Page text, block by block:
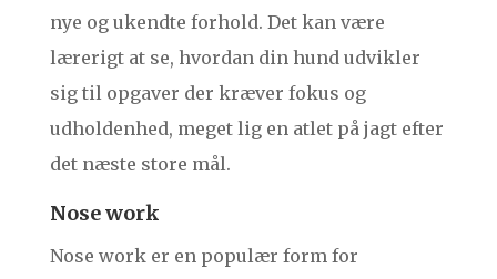
nye og ukendte forhold. Det kan være
lærerigt at se, hvordan din hund udvikler
sig til opgaver der kræver fokus og
udholdenhed, meget lig en atlet på jagt efter
det næste store mål.
Nose work
Nose work er en populær form for